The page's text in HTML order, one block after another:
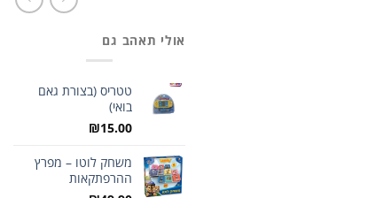
אולי תאהב גם
טטריס (בצורת גאם
בואי)
₪15.00
משחק לוטו – מפרץ
ההרפתקאות